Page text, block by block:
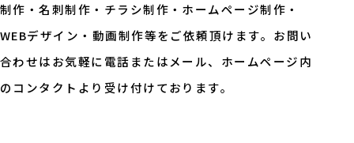
制作・名刺制作・チラシ制作・ホームページ制作・
WEBデザイン・動画制作等をご依頼頂けます。お問い
合わせはお気軽に電話またはメール、ホームページ内
のコンタクトより受け付けております。